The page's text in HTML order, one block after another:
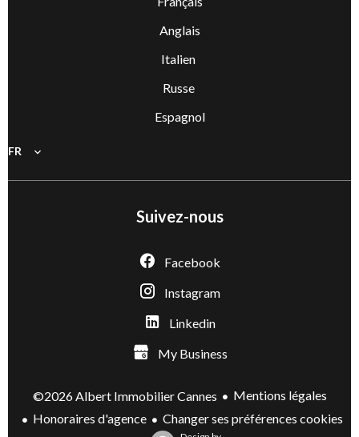
Anglais
Italien
Russe
Espagnol
FR
Suivez-nous
Facebook
Instagram
Linkedin
My Business
©2026 Albert Immobilier Cannes
Mentions légales
Honoraires d'agence
Changer ses préférences cookies